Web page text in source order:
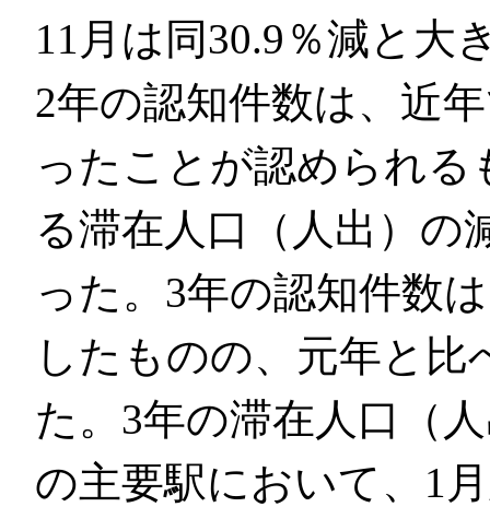
11月は同30.9％減と大
2年の認知件数は、近
ったことが認められ
る滞在人口（人出）の
った。3年の認知件数
したものの、元年と比
た。3年の滞在人口（
の主要駅において、1